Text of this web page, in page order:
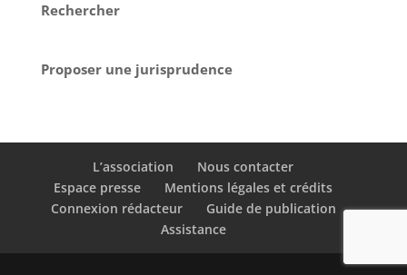
Rechercher
Proposer une jurisprudence
L’association
Nous contacter
Espace presse
Mentions légales et crédits
Connexion rédacteur
Guide de publication
Assistance